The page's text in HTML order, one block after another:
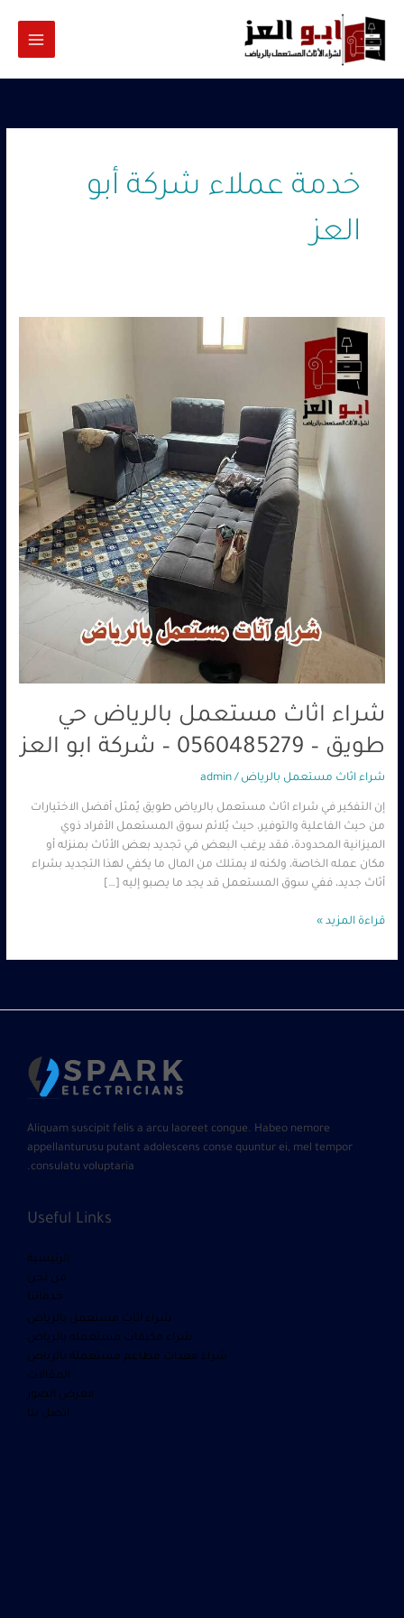
المحتوى
خدمة عملاء شركة أبو
العز
شراء اثاث مستعمل بالرياض حي
طويق – 0560485279 – شركة ابو العز
شراء اثاث مستعمل بالرياض /
admin
إن التفكير في شراء اثاث مستعمل بالرياض طويق يُمثل أفضل الاختيارات
من حيث الفاعلية والتوفير، حيث يُلائم سوق المستعمل الأفراد ذوي
الميزانية المحدودة، فقد يرغب البعض في تجديد بعض الأثاث بمنزله أو
مكان عمله الخاصة، ولكنه لا يمتلك من المال ما يكفي لهذا التجديد بشراء
أثاث جديد، ففي سوق المستعمل قد يجد ما يصبو إليه […]
مستعمل
بالرياض
طويق
0560485279
قراءة المزيد »
Aliquam suscipit felis a arcu laoreet congue. Habeo nemore
appellanturusu putant adolescens conse quuntur ei, mel tempor
consulatu voluptaria.
Useful Links
الرئيسية
من نحن
خدماتنا
شراء أثاث مستعمل بالرياض
شراء مكيفات مستعمله بالرياض
شراء معدات مطاعم مستعملة بالرياض
المقالات
معرض الصور
اتصل بنا